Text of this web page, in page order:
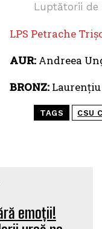
Luptătorii de
LPS Petrache
AUR: Andreea
BRONZ:
TAGS CSU